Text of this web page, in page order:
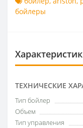
бойлеры
ТЕХНИЧЕСКИЕ
Тип бойлер
Объем
Тип управления